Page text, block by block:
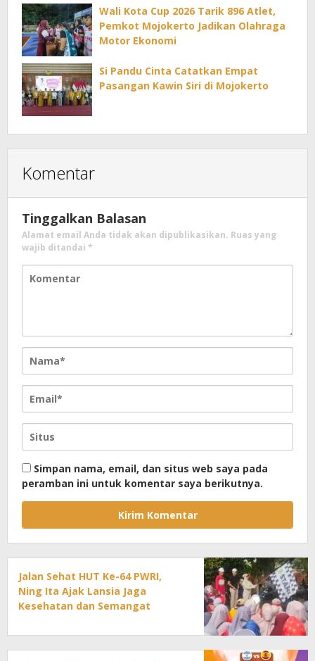
Wali Kota Cup 2026 Tarik 896 Atlet,
Pemkot Mojokerto Jadikan Olahraga
Motor Ekonomi
Si Pandu Cinta Catatkan Empat
Pasangan Kawin Siri di Mojokerto
Komentar
Tinggalkan Balasan
Alamat email Anda tidak akan dipublikasikan. Ruas yang
wajib ditandai *
Simpan nama, email, dan situs web saya pada
peramban ini untuk komentar saya berikutnya.
Jalan Sehat HUT Ke-64 PWRI,
Ning Ita Ajak Lansia Jaga
Kesehatan dan Semangat